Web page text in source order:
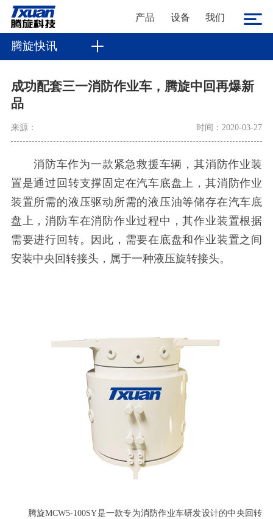
产品 设备 我们
腾旋快讯
成功配套三一消防作业车，腾旋中回再爆新
品
来源： 时间：2020-03-27
消防车作为一款紧急救援车辆，其消防作业装
置是通过回转支撑固定在汽车底盘上，其消防作业
装置所需的液压驱动所需的液压油等储存在汽车底
盘上，消防车在消防作业过程中，其作业装置根据
需要进行回转。因此，需要在底盘和作业装置之间
安装中央回转接头，属于一种液压旋转接头。
腾旋MCW5-100SY是一款专为消防作业车研发设计的中央回转